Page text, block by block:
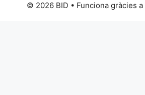
© 2026 BID • Funciona gràcies a